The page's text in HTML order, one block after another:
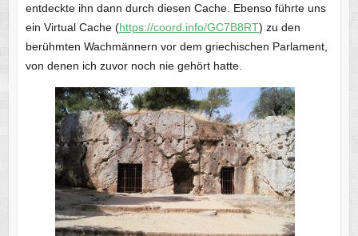
entdeckte ihn dann durch diesen Cache. Ebenso führte uns
ein Virtual Cache (https://coord.info/GC7B8RT) zu den
berühmten Wachmännern vor dem griechischen Parlament,
von denen ich zuvor noch nie gehört hatte.